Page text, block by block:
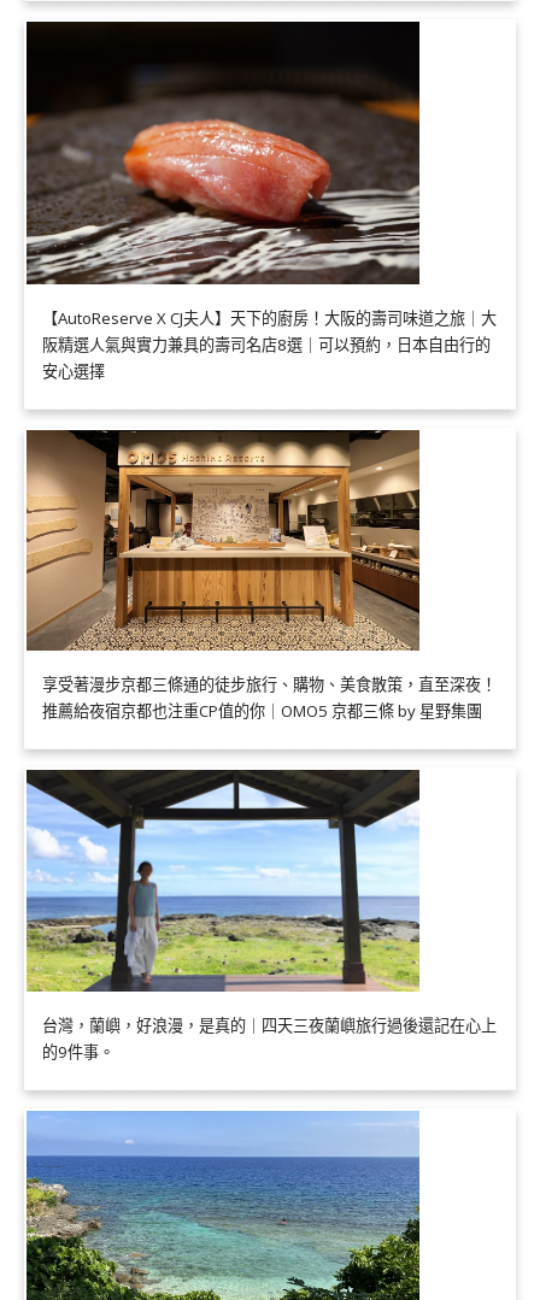
【AutoReserve X CJ夫人】天下的廚房！大阪的壽司味道之旅｜大
阪精選人氣與實力兼具的壽司名店8選｜可以預約，日本自由行的
安心選擇
享受著漫步京都三條通的徒步旅行、購物、美食散策，直至深夜！
推薦給夜宿京都也注重CP值的你｜OMO5 京都三條 by 星野集團
台灣，蘭嶼，好浪漫，是真的｜四天三夜蘭嶼旅行過後還記在心上
的9件事。